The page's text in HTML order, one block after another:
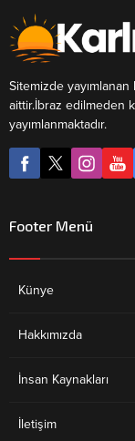
Sitemizde
aittir.İbraz edilmeden
yayımlanmaktadır.
Footer Menü
Künye
Hakkımızda
İnsan Kaynakları
İletişim